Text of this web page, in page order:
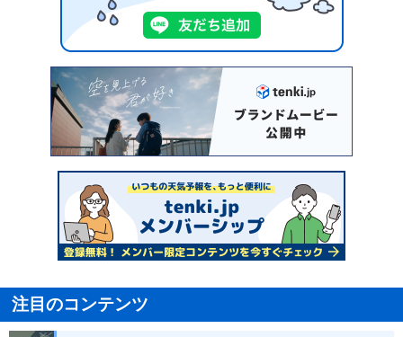
注目のコンテンツ